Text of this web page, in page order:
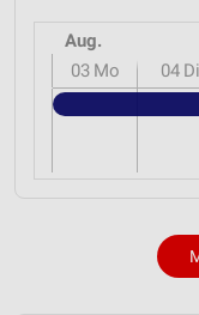
Aug.
03 Mo 04 Di